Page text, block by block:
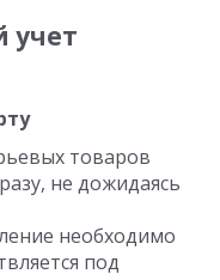
учет
товаров
не дожидаясь
необходимо
под